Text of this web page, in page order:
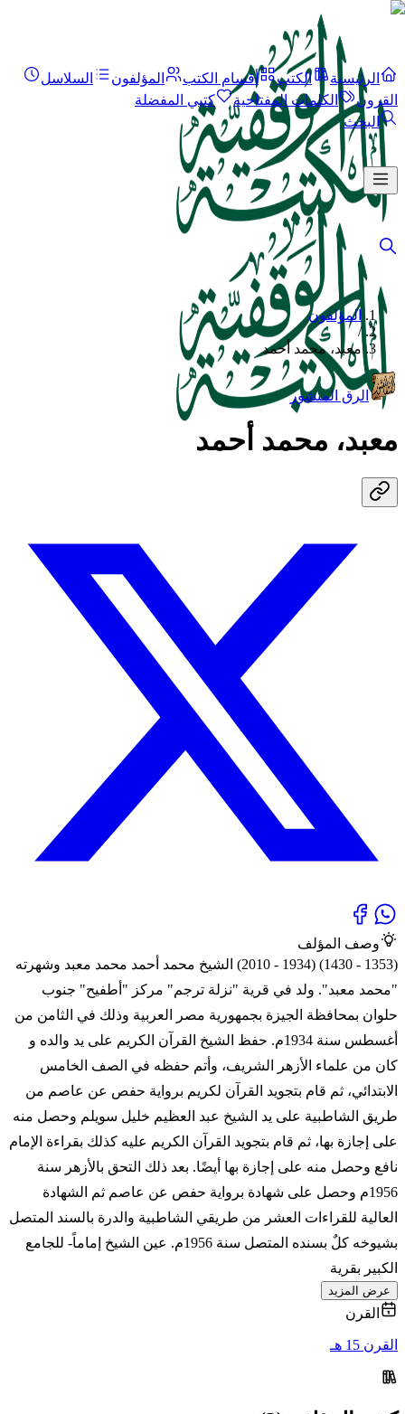
الرئيسية الكتب أقسام الكتب المؤلفون
السلاسل
القرون
الكلمات المفتاحية
كتبي المفضلة
البحث
المؤلفون
/
معبد، محمد أحمد
الرق المنشور
معبد، محمد أحمد
وصف المؤلف
(1353 - 1430) (1934 - 2010) الشيخ محمد أحمد محمد معبد وشهرته
"محمد معبد". ولد في قرية "نزلة ترجم" مركز "أطفيح" جنوب
حلوان بمحافظة الجيزة بجمهورية مصر العربية وذلك في الثامن من
أغسطس سنة 1934م. حفظ الشيخ القرآن الكريم على يد والده و
كان من علماء الأزهر الشريف، وأتم حفظه في الصف الخامس
الابتدائي، ثم قام بتجويد القرآن لكريم برواية حفص عن عاصم من
طريق الشاطبية على يد الشيخ عبد العظيم خليل سويلم وحصل منه
على إجازة بها، ثم قام بتجويد القرآن الكريم عليه كذلك بقراءة الإمام
نافع وحصل منه على إجازة بها أيضًا. بعد ذلك التحق بالأزهر سنة
1956م وحصل على شهادة برواية حفص عن عاصم ثم الشهادة
العالية للقراءات العشر من طريقي الشاطبية والدرة بالسند المتصل
بشيوخه كلٌ بسنده المتصل سنة 1956م. عين الشيخ إماماً- للجامع
الكبير بقرية
عرض المزيد
القرن
القرن 15 هـ